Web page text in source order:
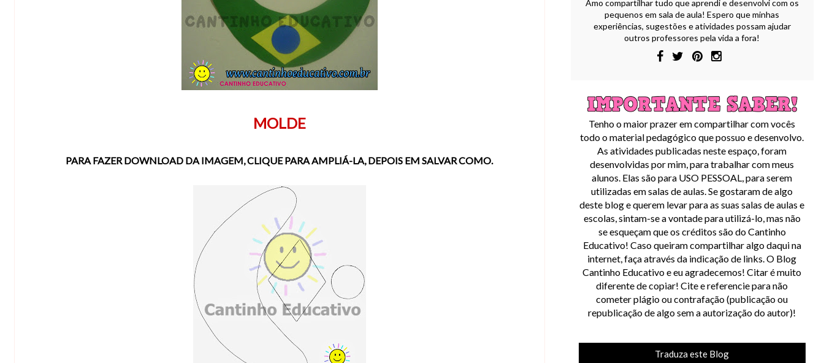
MOLDE
PARA FAZER DOWNLOAD DA IMAGEM, CLIQUE PARA AMPLIÁ-LA, DEPOIS EM SALVAR COMO.
Amo compartilhar tudo que aprendi e desenvolvi com os
pequenos em sala de aula! Espero que minhas
experiências, sugestões e atividades possam ajudar
outros professores pela vida a fora!
Tenho o maior prazer em compartilhar com vocês
todo o material pedagógico que possuo e desenvolvo.
As atividades publicadas neste espaço, foram
desenvolvidas por mim, para trabalhar com meus
alunos. Elas são para USO PESSOAL, para serem
utilizadas em salas de aulas. Se gostaram de algo
deste blog e querem levar para as suas salas de aulas e
escolas, sintam-se a vontade para utilizá-lo, mas não
se esqueçam que os créditos são do Cantinho
Educativo! Caso queiram compartilhar algo daqui na
internet, faça através da indicação de links. O Blog
Cantinho Educativo e eu agradecemos! Citar é muito
diferente de copiar! Cite e referencie para não
cometer plágio ou contrafação (publicação ou
republicação de algo sem a autorização do autor)!
Traduza este Blog